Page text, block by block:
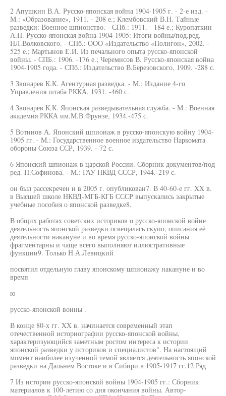
2 Апушкин В.А. Русско-японская война 1904-1905 г. - 2-е изд. -
М.: «Образование», 1911. - 208 е.; Клембовский В.Н. Тайные
разведки: Военное шпионство. - СПб.: 1911. - 184 е.; Куропаткин
А.Н. Русско-японская война 1904-1905: Итоги войны/под.ред.
НЛ.Волковского. - СПб.: ООО «Издательство «Полигон», 2002. -
525 е.; Мартынов Е.И. Из печального опыта русско-японской
войны. - СПБ.: 1906. -176 е.; Черемисов В. Русско-японская война
1904-1905 года. - СПб.: Издательство В.Березовского, 1909. -288 с.
3 Звонарев К.К. Агентурная разведка. - М.: Издание 4-го
Управления штаба РККА, 1931. -460 с.
4 Звонарев К.К. Японская разведывательная служба. - М.: Военная
академия РККА им.М.В.Фрунзе, 1934.-475 с.
5 Вотинов А. Японский шпионаж в русско-японскую войну 1904-
1905 гг. - M.: Государственное военное издательство Наркомата
обороны Союза ССР, 1939. - 72 с.
6 Японский шпионаж в царской России. Сборник документов/под
ред. П.Софинова. - M.: ГАУ НКВД СССР, 1944.-219 с.
он был рассекречен и в 2005 г. опубликован7. В 40-60-е гг. XX в.
в Высшей школе НКВД-МГБ-КГБ СССР выпускались закрытые
учебные пособия о японской разведке8.
В общих работах советских историков о русско-японской войне
деятельность японской разведки освещалась скупо, описания её
деятельности накануне и во время русско-японской войны
фрагментарны и чаще всего выполняют иллюстративные
функции9. Только Н.А.Левицкий
посвятил отдельную главу японскому шпионажу накануне и во
время
ю
русско-японской воины .
В конце 80-х гг. XX в. начинается современный этап
отечественной историографии русско-японской войны,
характеризующийся заметным ростом интереса к истории
японской разведки у историков и специалистов". На настоящий
момент наиболее изученной темой является деятельность японской
разведки на Дальнем Востоке и в Сибири в 1905-1917 гг.12 Ряд
7 Из истории русско-японской войны 1904-1905 гг.: Сборник
материалов к 100-летию со дня окончания войны. Автор-